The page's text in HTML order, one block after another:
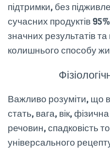
підтримки, без
сучасних продуктів
значних результатів
колишнього способу
Важливо розуміти, що
стать, вага, вік,
речовин, спадковість
універсального